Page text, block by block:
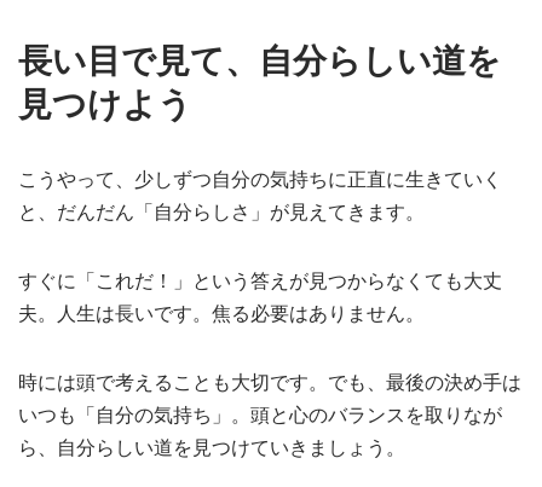
長い目で見て、自分らしい道を
見つけよう
こうやって、少しずつ自分の気持ちに正直に生きていく
と、だんだん「自分らしさ」が見えてきます。
すぐに「これだ！」という答えが見つからなくても大丈
夫。人生は長いです。焦る必要はありません。
時には頭で考えることも大切です。でも、最後の決め手は
いつも「自分の気持ち」。頭と心のバランスを取りなが
ら、自分らしい道を見つけていきましょう。